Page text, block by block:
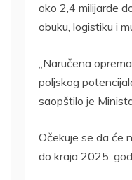
oko 2,4 milijarde
obuku, logistiku i
„Naručena
poljskog
saopštilo je
Očekuje se da će
do kraja 2025.